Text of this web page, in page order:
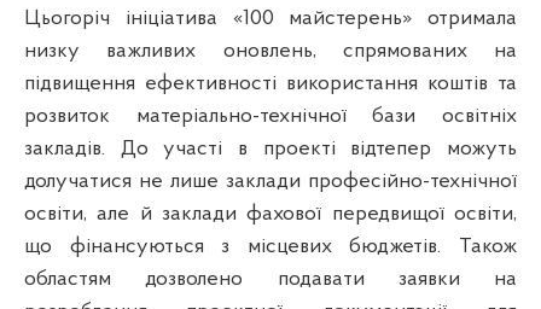
Цьогоріч ініціатива «100 майстерень» отримала
низку важливих оновлень, спрямованих на
підвищення ефективності використання коштів та
розвиток матеріально-технічної бази освітніх
закладів. До участі в проекті відтепер можуть
долучатися не лише заклади професійно-технічної
освіти, але й заклади фахової передвищої освіти,
що фінансуються з місцевих бюджетів. Також
областям дозволено подавати заявки на